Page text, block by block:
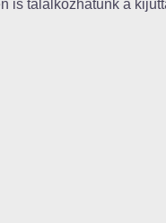
is találkozhatunk a